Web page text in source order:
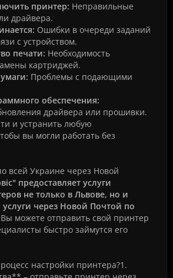
принтер: Неправильные
драйвера.
Ошибки в очереди заданий
с устройством.
печати: Необходимость
картриджей.
Проблемы с подающими
обеспечения:
драйвера или прошивки.
и устранить любую
вы могли работать без
всей Украине через Новой
предоставляет услуги
не только в Львове, но и
через Новой Почтой по
можете отправить свой принтер
быстро займутся его
настройки принтера?1.